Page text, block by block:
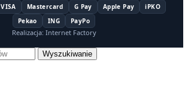
VISA Mastercard G Pay Apple Pay
iPKO
Pekao
ING PayPo
Realizacja: Internet Factory
Wyszukiwanie